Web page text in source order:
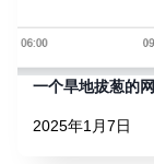
一个旱地拔葱的
2025年1月7日